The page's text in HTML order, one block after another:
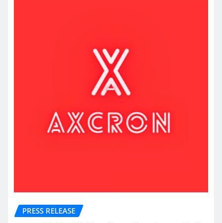
PRESS RELEASE